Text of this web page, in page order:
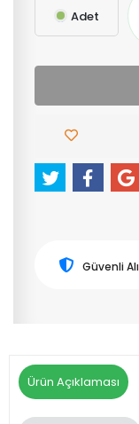
Adet
Güvenli
Ürün Açıklaması